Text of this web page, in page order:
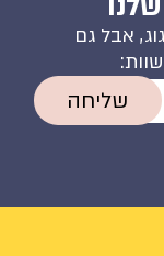
אבל גם
שליחה